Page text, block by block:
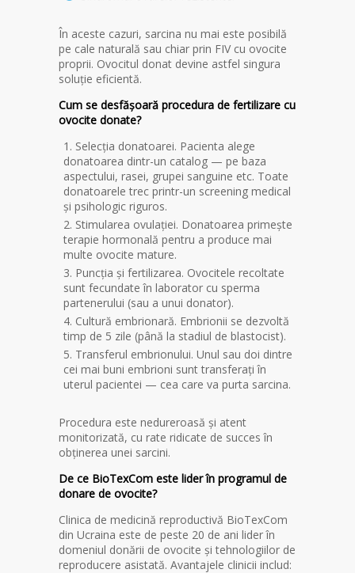
În aceste cazuri, sarcina nu mai este posibilă
pe cale naturală sau chiar prin FIV cu ovocite
proprii. Ovocitul donat devine astfel singura
soluție eficientă.
Cum se desfășoară procedura de fertilizare cu
ovocite donate?
Selecția donatoarei. Pacienta alege
donatoarea dintr-un catalog — pe baza
aspectului, rasei, grupei sanguine etc. Toate
donatoarele trec printr-un screening medical
și psihologic riguros.
Stimularea ovulației. Donatoarea primește
terapie hormonală pentru a produce mai
multe ovocite mature.
Puncția și fertilizarea. Ovocitele recoltate
sunt fecundate în laborator cu sperma
partenerului (sau a unui donator).
Cultură embrionară. Embrionii se dezvoltă
timp de 5 zile (până la stadiul de blastocist).
Transferul embrionului. Unul sau doi dintre
cei mai buni embrioni sunt transferați în
uterul pacientei — cea care va purta sarcina.
Procedura este nedureroasă și atent
monitorizată, cu rate ridicate de succes în
obținerea unei sarcini.
De ce BioTexCom este lider în programul de
donare de ovocite?
Clinica de medicină reproductivă BioTexCom
din Ucraina este de peste 20 de ani lider în
domeniul donării de ovocite și tehnologiilor de
reproducere asistată. Avantajele clinicii includ: